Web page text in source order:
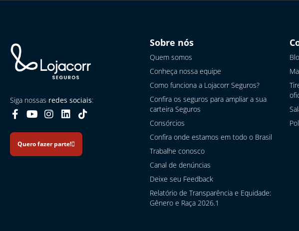
Siga nossas redes sociais:
Quero fazer parte!
Sobre nós
Quem somos
Conheça nossa equipe
Como funciona a Lojacorr Seguros?
Confira os seguros para ampliar a sua
carteira Seguros
Consórcios
Confira onde estamos em todo o Brasil
Trabalhe conosco
Canal de denúncias
Deixe seu Feedback
Relatório de Transparência e Equidade:
Gênero e Raça 2026.1